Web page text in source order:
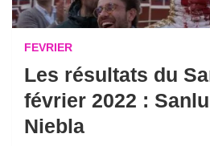
FEVRIER
Les résultats du
février 2022 :
Niebla